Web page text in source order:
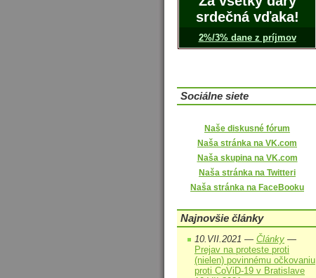
srdečná vďaka!
2%/3% dane z príjmov
Sociálne siete
Naše diskusné fórum
Naša stránka na VK.com
Naša skupina na VK.com
Naša stránka na Twitteri
Naša stránka na FaceBooku
Najnovšie články
10.VII.2021 — Články —
Prejav na proteste proti
(nielen) povinnému očkovaniu
proti CoViD-19 v Bratislave